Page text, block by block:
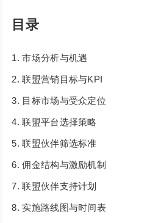
目录
市场分析与机遇
联盟营销目标与KPI
目标市场与受众定位
联盟平台选择策略
联盟伙伴筛选标准
佣金结构与激励机制
联盟伙伴支持计划
实施路线图与时间表